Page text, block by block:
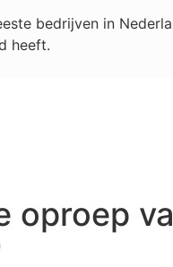
bedrijven in
heeft.
oproep